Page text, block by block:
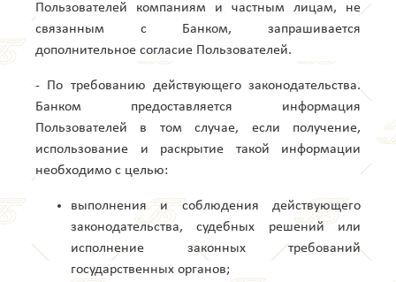
Пользователей компаниям и частным лицам, не
связанным с Банком, запрашивается
дополнительное согласие Пользователей.
- По требованию действующего законодательства.
Банком предоставляется информация
Пользователей в том случае, если получение,
использование и раскрытие такой информации
необходимо с целью:
выполнения и соблюдения действующего
законодательства, судебных решений или
исполнение законных требований
государственных органов;